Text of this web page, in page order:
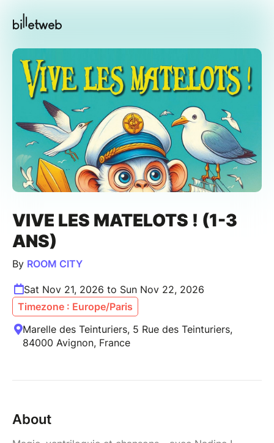
VIVE LES MATELOTS ! (1-3
ANS)
By ROOM CITY
Sat Nov 21, 2026 to Sun Nov 22, 2026
Timezone : Europe/Paris
Marelle des Teinturiers, 5 Rue des Teinturiers,
84000 Avignon, France
About